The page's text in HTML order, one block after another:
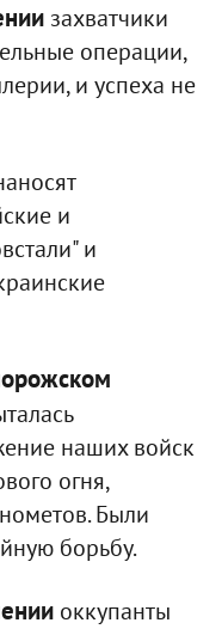
захватчики
операции,
и успеха не
и
и
наших войск
огня,
Были
борьбу.
оккупанты